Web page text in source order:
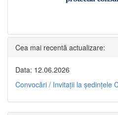
Cea mai recentă actualizare:
Data: 12.06.2026
Convocări / Invitaţii la şedinţele